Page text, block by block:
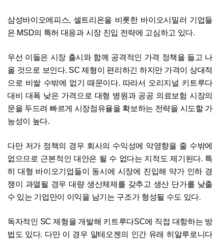
삼성바이오에피스, 셀트리온을 비롯한 바이오시밀러 기업들
은 MSD의 특허 대응과 시장 진입 전략에 고심하고 있다.
우선 이들은 시장 출시와 함께 공격적인 가격 정책을 들고 나
올 것으로 보인다. SC 제형이 편리하긴 하지만 가격이 상대적
으로 비쌀 수밖에 없기 때문이다. 따라서 오리지널 키트루다
대비 대폭 낮은 가격으로 대형 병원과 공공 의료보험 시장의
문을 두드려 빠르게 시장점유율을 확보하는 전략을 시도할 가
능성이 높다.
다만 저가 정책의 경우 회사의 수익성에 악영향을 줄 수밖에
없으므로 근본적인 대안은 될 수 없다는 지적도 제기된다. 특
히 대형 바이오기업들이 동시에 시장에 진입해 약가 인하 경
쟁이 과열될 경우 대량 생산체제를 갖추고 생산 단가를 낮출
수 있는 기업만이 이익을 남기는 구조가 형성될 수도 있다.
독자적인 SC 제형을 개발해 키트루다SC에 직접 대항하는 방
법도 있다. 다만 이 경우 알테오젠의 인간 유래 히알루로니다